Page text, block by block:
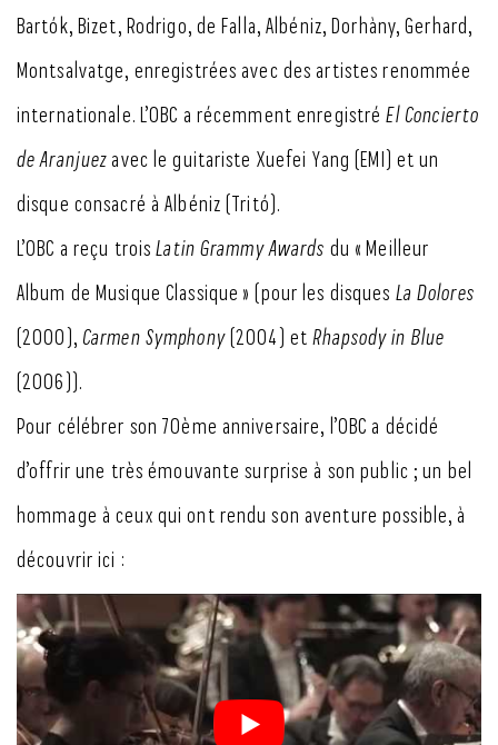
Bartók, Bizet, Rodrigo, de Falla, Albéniz, Dorhàny, Gerhard,
Montsalvatge, enregistrées avec des artistes renommée
internationale. L’OBC a récemment enregistréEl Concierto
de Aranjuezavec le guitariste Xuefei Yang (EMI) et un
disque consacré à Albéniz (Tritó).
L’OBC a reçu troisLatin Grammy Awards du « Meilleur
Album de Musique Classique » (pour les disques La Dolores
(2000), Carmen Symphony(2004) etRhapsody in Blue
(2006)).
Pour célébrer son 70ème anniversaire, l’OBC a décidé
d’offrir une très émouvante surprise à son public ; un bel
hommage à ceux qui ont rendu son aventure possible, à
découvrir ici :